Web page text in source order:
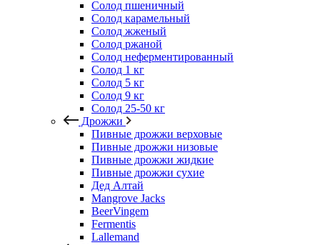
Солод пшеничный
Солод карамельный
Солод жженый
Солод ржаной
Солод неферментированный
Солод 1 кг
Солод 5 кг
Солод 9 кг
Солод 25-50 кг
Дрожжи
Пивные дрожжи верховые
Пивные дрожжи низовые
Пивные дрожжи жидкие
Пивные дрожжи сухие
Дед Алтай
Mangrove Jacks
BeerVingem
Fermentis
Lallemand